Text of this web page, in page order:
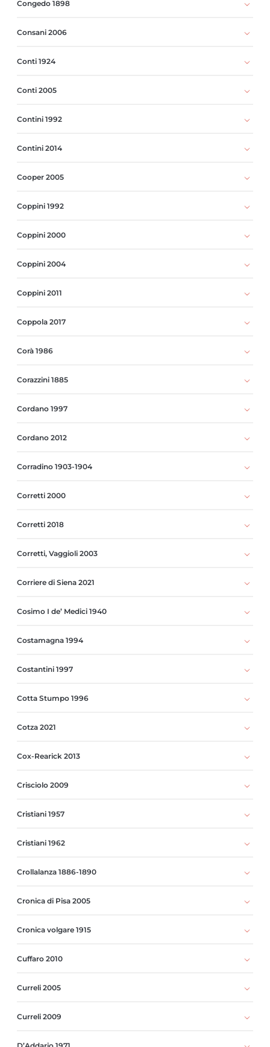
Congedo 1898
Consani 2006
Conti 1924
Conti 2005
Contini 1992
Contini 2014
Cooper 2005
Coppini 1992
Coppini 2000
Coppini 2004
Coppini 2011
Coppola 2017
Corà 1986
Corazzini 1885
Cordano 1997
Cordano 2012
Corradino 1903-1904
Corretti 2000
Corretti 2018
Corretti, Vaggioli 2003
Corriere di Siena 2021
Cosimo I de’ Medici 1940
Costamagna 1994
Costantini 1997
Cotta Stumpo 1996
Cotza 2021
Cox-Rearick 2013
Crisciolo 2009
Cristiani 1957
Cristiani 1962
Crollalanza 1886-1890
Cronica di Pisa 2005
Cronica volgare 1915
Cuffaro 2010
Curreli 2005
Curreli 2009